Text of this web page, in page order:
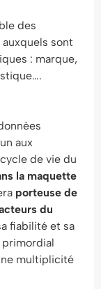
des
sont
: marque,
aux
de vie du
la maquette
porteuse de
du
fiabilité et sa
primordial
multiplicité